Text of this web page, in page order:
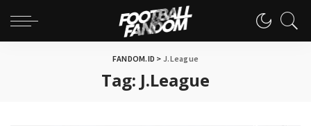
FANDOM.ID > J.League
Tag: J.League